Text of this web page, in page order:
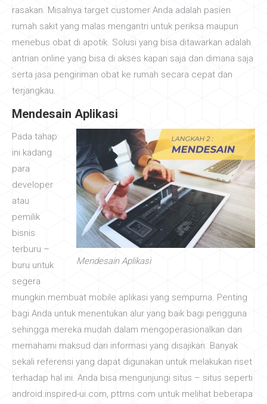
rasakan. Misalnya target customer Anda adalah pasien
rumah sakit yang malas mengantri untuk periksa maupun
menebus obat di apotik. Solusi yang bisa ditawarkan adalah
antrian online yang bisa di akses kapan saja dan dimana saja
serta jasa pengiriman obat ke rumah secara cepat dan
terjangkau.
Mendesain Aplikasi
Mendesain Aplikasi
Pada tahap
ini kadang
para
developer
atau
pemilik
bisnis
terburu –
buru untuk
segera
mungkin membuat mobile aplikasi yang sempurna. Penting
bagi Anda untuk menentukan alur yang baik bagi pengguna
sehingga mereka mudah dalam mengoperasionalkan dan
memahami maksud dari informasi yang disajikan. Banyak
sekali referensi yang dapat digunakan untuk melakukan riset
terhadap hal ini. Anda bisa mengunjungi situs – situs seperti
android.inspired-ui.com, pttrns.com untuk melihat beberapa